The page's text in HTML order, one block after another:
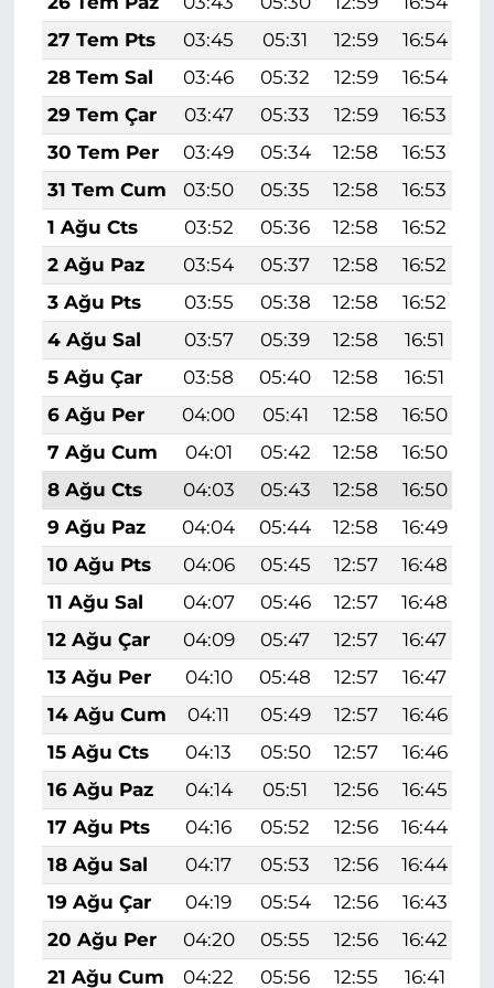
27 Tem Pts
03:45 05:31 12:59 16:54
28 Tem Sal
03:46 05:32 12:59 16:54
29 Tem Çar
03:47 05:33 12:59 16:53
30 Tem Per
03:49 05:34 12:58 16:53
31 Tem Cum
03:50 05:35 12:58 16:53
1 Ağu Cts
03:52 05:36 12:58 16:52
2 Ağu Paz
03:54 05:37 12:58 16:52
3 Ağu Pts
03:55 05:38 12:58 16:52
4 Ağu Sal
03:57 05:39 12:58 16:51
5 Ağu Çar
03:58 05:40 12:58 16:51
6 Ağu Per
04:00 05:41 12:58 16:50
7 Ağu Cum
04:01 05:42 12:58 16:50
8 Ağu Cts
04:03 05:43 12:58 16:50
9 Ağu Paz
04:04 05:44 12:58 16:49
10 Ağu Pts
04:06 05:45 12:57 16:48
11 Ağu Sal
04:07 05:46 12:57 16:48
12 Ağu Çar
04:09 05:47 12:57 16:47
13 Ağu Per
04:10 05:48 12:57 16:47
14 Ağu Cum
04:11 05:49 12:57 16:46
15 Ağu Cts
04:13 05:50 12:57 16:46
16 Ağu Paz
04:14 05:51 12:56 16:45
17 Ağu Pts
04:16 05:52 12:56 16:44
18 Ağu Sal
04:17 05:53 12:56 16:44
19 Ağu Çar
04:19 05:54 12:56 16:43
20 Ağu Per
04:20 05:55 12:56 16:42
21 Ağu Cum
04:22 05:56 12:55 16:41